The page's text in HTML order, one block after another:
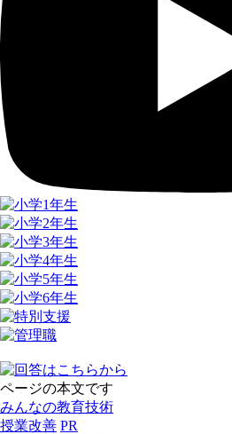
ページの本文です
みんなの教育技術
授業改善 PR